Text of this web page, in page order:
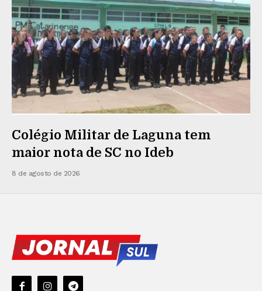
Colégio Militar de Laguna tem
maior nota de SC no Ideb
8 de agosto de 2026